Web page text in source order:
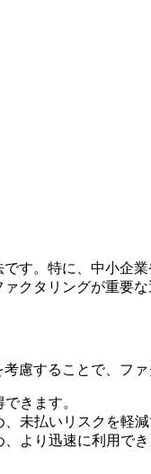
す。特に、中小企
クタリングが重要な
慮することで、フ
きます。
未払いリスクを軽減
より迅速に利用でき